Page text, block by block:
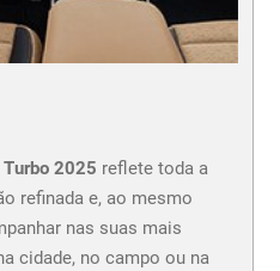
2025 reflete toda a
refinada e, ao mesmo
nas suas mais
cidade, no campo ou na